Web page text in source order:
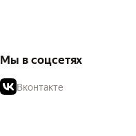
Мы в соцсетях
Вконтакте